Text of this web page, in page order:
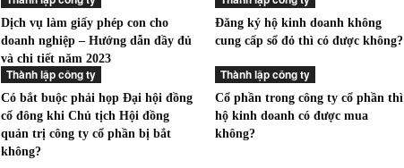
Dịch vụ làm giấy phép con cho
doanh nghiệp – Hướng dẫn đầy đủ
và chi tiết năm 2023
Đăng ký hộ kinh doanh không
cung cấp sổ đỏ thì có được không?
Thành lập công ty
Có bắt buộc phải họp Đại hội đồng
cổ đông khi Chủ tịch Hội đồng
quản trị công ty cổ phần bị bắt
không?
Thành lập công ty
Cổ phần trong công ty cổ phần thì
hộ kinh doanh có được mua
không?